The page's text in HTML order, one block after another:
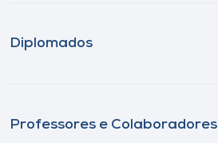
Diplomados
Professores e Colaboradores